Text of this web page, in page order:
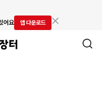
어요 앱 다운로드